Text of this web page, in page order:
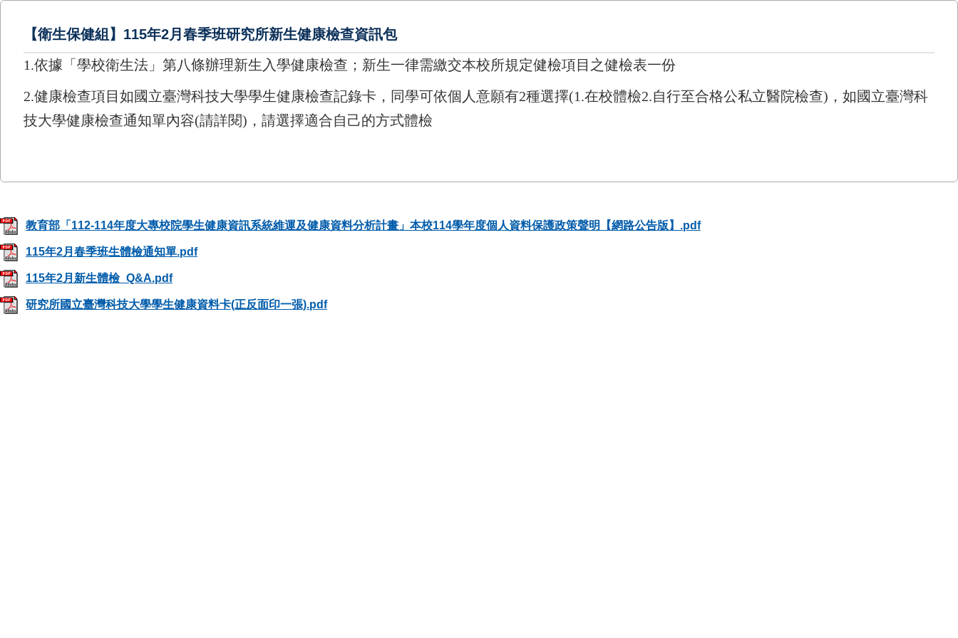
【衛生保健組】115年2月春季班研究所新生健康檢查資訊包
1.依據「學校衛生法」第八條辦理新生入學健康檢查；新生一律需繳交本校所規定健檢項目之健檢表一份
2.健康檢查項目如國立臺灣科技大學學生健康檢查記錄卡，同學可依個人意願有2種選擇(1.在校體檢2.自行至合格公私立醫院檢查) ， 如國立臺灣科
技大學健康檢查通知單內容(請詳閱) ， 請選擇適合自己的方式體檢
教育部「112-114年度大專校院學生健康資訊系統維運及健康資料分析計畫」本校114學年度個人資料保護政策聲明【網路公告版】.pdf
115年2月春季班生體檢通知單.pdf
115年2月新生體檢_Q&A.pdf
研究所國立臺灣科技大學學生健康資料卡(正反面印一張).pdf